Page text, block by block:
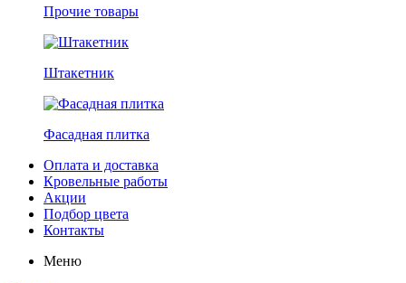
Прочие товары
Штакетник
Фасадная плитка
Оплата и доставка
Кровельные работы
Акции
Подбор цвета
Контакты
Меню